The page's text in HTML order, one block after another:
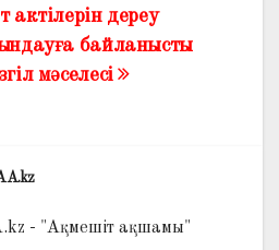
актілерін дереу
байланысты
мәселесі
- "Ақмешіт ақшамы"